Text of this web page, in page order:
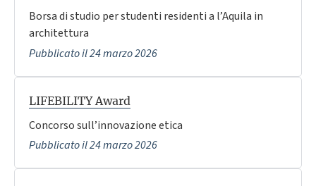
Borsa di studio per studenti residenti a l’Aquila in
architettura
Pubblicato il 24 marzo 2026
LIFEBILITY Award
Concorso sull’innovazione etica
Pubblicato il 24 marzo 2026